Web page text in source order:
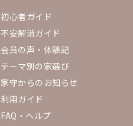
初心者ガイド
不安解消ガイド
会員の声・体験記
テーマ別の家選び
家守からのお知らせ
利用ガイド
FAQ・ヘルプ